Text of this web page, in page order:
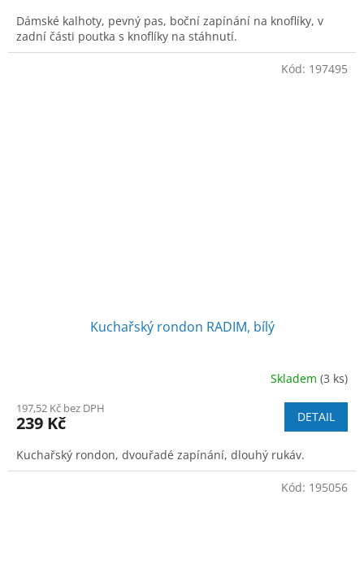
Dámské kalhoty, pevný pas, boční zapínání na knoflíky, v
zadní části poutka s knoflíky na stáhnutí.
Kuchařský rondon RADIM, bílý
Skladem (3 ks)
197,52 Kč bez DPH
239 Kč DETAIL
Kuchařský rondon, dvouřadé zapínání, dlouhý rukáv.
Kód: 197495
Kód: 195056